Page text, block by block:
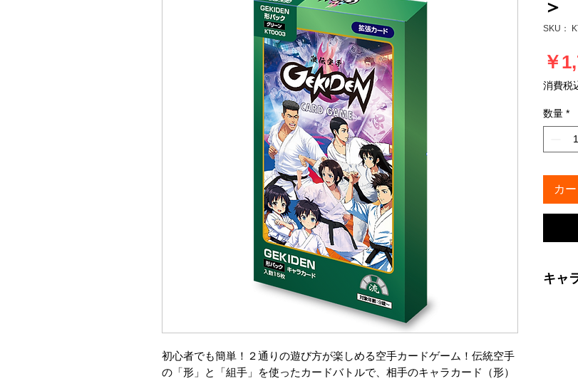
初心者でも簡単！２通りの遊び方が楽しめる空手カードゲーム！伝統空手
の「形」と「組手」を使ったカードバトルで、相手のキャラカード（形）
＞
SKU：
￥
消費税
数量 *
カ
キャ